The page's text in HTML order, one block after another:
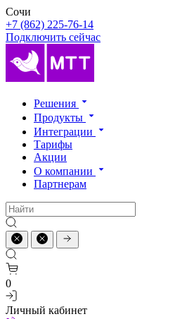
Сочи
+7 (862) 225-76-14
Подключить сейчас
Решения
Продукты
Интеграции
Тарифы
Акции
О компании
Партнерам
0
Личный кабинет